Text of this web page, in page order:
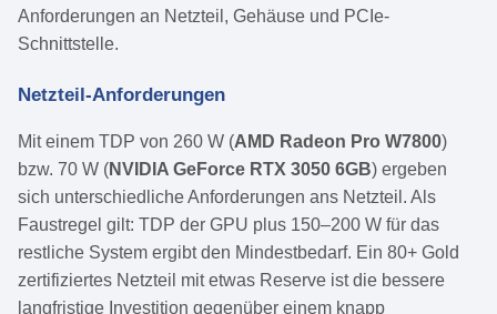
Anforderungen an Netzteil, Gehäuse und PCIe-
Schnittstelle.
Netzteil-Anforderungen
Mit einem TDP von 260 W (AMD Radeon Pro W7800)
bzw. 70 W (NVIDIA GeForce RTX 3050 6GB) ergeben
sich unterschiedliche Anforderungen ans Netzteil. Als
Faustregel gilt: TDP der GPU plus 150–200 W für das
restliche System ergibt den Mindestbedarf. Ein 80+ Gold
zertifiziertes Netzteil mit etwas Reserve ist die bessere
langfristige Investition gegenüber einem knapp